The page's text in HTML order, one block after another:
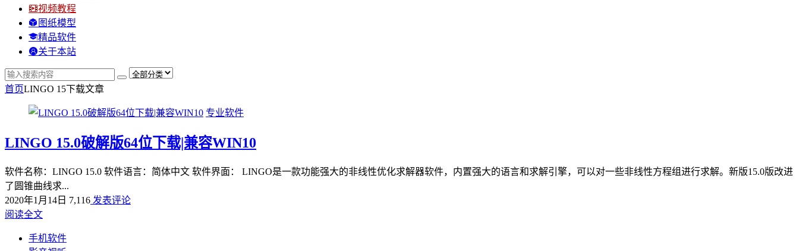
视频教程
图纸模型
精品软件
关于本站
首页LINGO 15下载文章
专业软件
LINGO 15.0破解版64位下载|兼容WIN10
软件名称：LINGO 15.0 软件语言：简体中文 软件界面： LINGO是一款功能强大的非线性优化求解器软件，内置强大的语言和求解引擎，可以对一些非线性方程组进行求解。新版15.0版改进
了圆锥曲线求...
2020年1月14日 7,116 发表评论
阅读全文
手机软件